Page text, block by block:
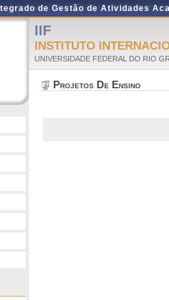
de Gestão de Atividades
IIF
INSTITUTO
UNIVERSIDADE FEDERAL DO RIO
Projetos De Ensino